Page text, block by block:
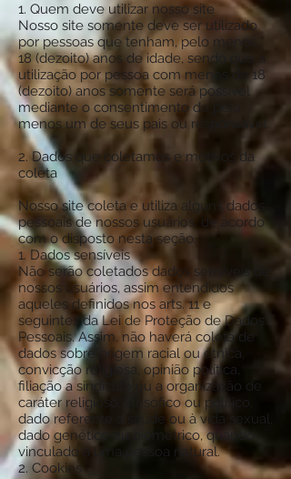
1. Quem deve utilizar nosso site
Nosso site somente deve ser utilizado
por pessoas que tenham, pelo menos,
18 (dezoito) anos de idade, sendo que a
utilização por pessoa com menos de 18
(dezoito) anos somente será possível
mediante o consentimento de pelo
menos um de seus pais ou responsável.
2. Dados que coletamos e motivos da
coleta
Nosso site coleta e utiliza alguns dados
pessoais de nossos usuários, de acordo
com o disposto nesta seção.
1. Dados sensíveis
Não serão coletados dados sensíveis de
nossos usuários, assim entendidos
aqueles definidos nos arts. 11 e
seguintes da Lei de Proteção de Dados
Pessoais. Assim, não haverá coleta de
dados sobre origem racial ou étnica,
convicção religiosa, opinião política,
filiação a sindicato ou a organização de
caráter religioso, filosófico ou político,
dado referente à saúde ou à vida sexual,
dado genético ou biométrico, quando
vinculado a uma pessoa natural.
2. Cookies